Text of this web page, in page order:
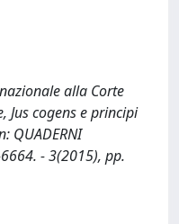
alla Corte
Jus cogens e principi
QUADERNI
- 3(2015), pp.